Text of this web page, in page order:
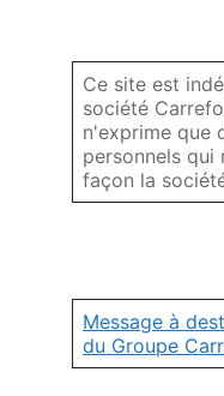
Ce site est
société
n'exprime que
personnels qui
façon la
Message à
du Groupe